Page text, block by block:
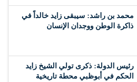
محمد بن راشد: سيبقى زايد خالداً في
ذاكرة الوطن ووجدان الإنسان
رئيس الدولة: ذكرى تولي الشيخ زايد
الحكم في أبوظبي محطة تاريخية